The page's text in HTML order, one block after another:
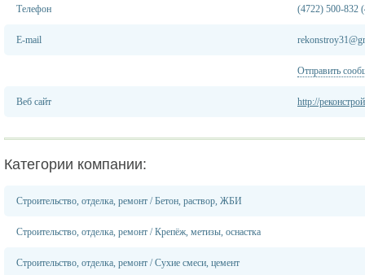
Телефон (4722) 500-832
E-mail
Отправить
Веб сайт http://
Категории компании:
Строительство, отделка, ремонт /Бетон, раствор, ЖБИ
Строительство, отделка, ремонт /Крепёж, метизы, оснастка
Строительство, отделка, ремонт /Сухие смеси, цемент